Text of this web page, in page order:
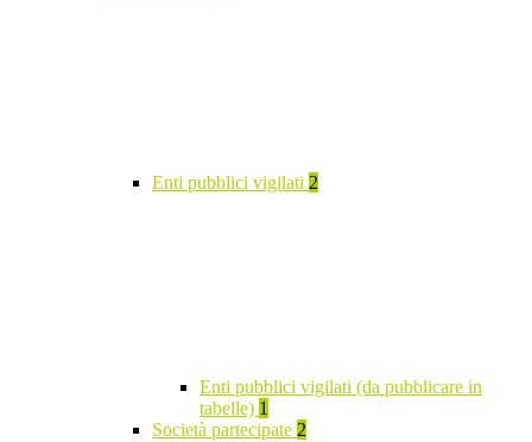
Enti pubblici vigilati 2
Enti pubblici vigilati (da pubblicare in
tabelle) 1
Società partecipate 2